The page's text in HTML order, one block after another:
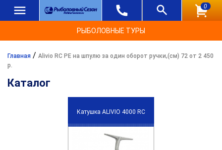
0
РЫБОЛОВНЫЕ ТУРЫ
Главная / Alivio RC PE на шпулю за один оборот ручки,(см) 72 от 2 450
р.
Каталог
Катушка ALIVIO 4000 RC